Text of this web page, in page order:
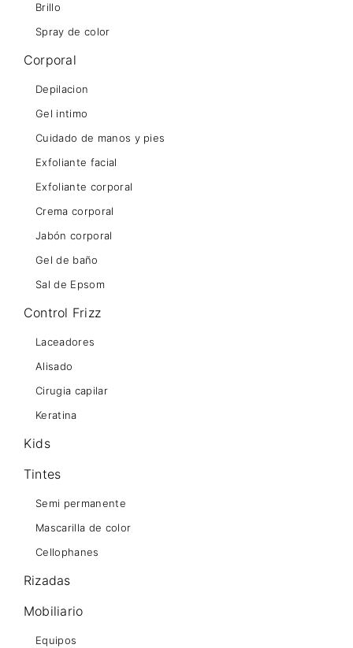
Brillo
Spray de color
Corporal
Depilacion
Gel intimo
Cuidado de manos y pies
Exfoliante facial
Exfoliante corporal
Crema corporal
Jabón corporal
Gel de baño
Sal de Epsom
Control Frizz
Laceadores
Alisado
Cirugia capilar
Keratina
Kids
Tintes
Semi permanente
Mascarilla de color
Cellophanes
Rizadas
Mobiliario
Equipos